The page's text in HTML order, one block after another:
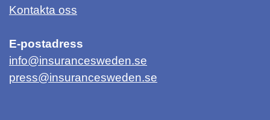
Kontakta oss
E-postadress
info@insurancesweden.se
press@insurancesweden.se